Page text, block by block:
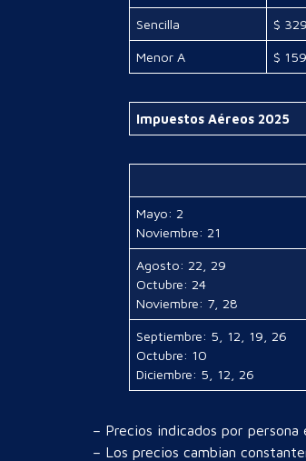
Sencilla $
Menor A $
Impuestos Aéreos 2025
Mayo: 2
Noviembre: 21
Agosto: 22, 29
Octubre: 24
Noviembre: 7, 28
Septiembre: 5, 12, 19, 26
Octubre: 10
Diciembre: 5, 12, 26
– Precios indicados por persona
– Los precios cambian